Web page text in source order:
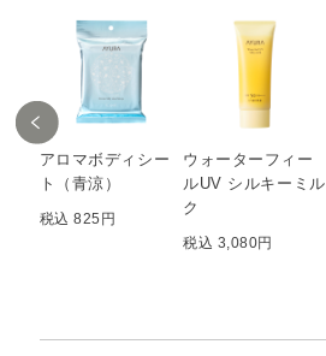
アロマボディシー
ト（青涼）
税込 825円
ウォーターフィー
ルUV シルキーミル
ク
税込 3,080円